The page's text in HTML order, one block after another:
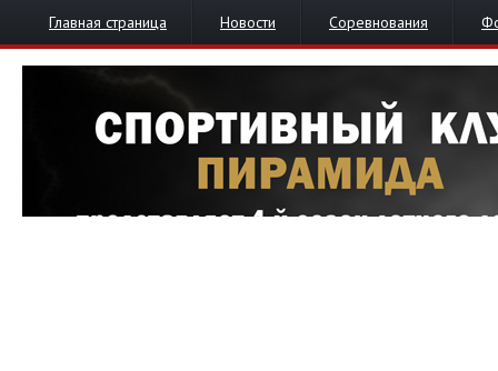
Главная страница Новости Соревнования